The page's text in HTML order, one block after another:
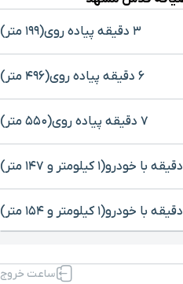
۳ دقیقه پیاده ‌روی(۱۹۹ متر)
۶ دقیقه پیاده ‌روی(۴۹۶ متر)
۷ دقیقه پیاده ‌روی(۵۵۰ متر)
نقشه کلیک کنید
ساعت خروج